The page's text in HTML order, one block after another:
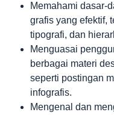
Memahami dasar-
grafis yang efektif,
tipografi, dan
Menguasai
berbagai materi
seperti postingan
infografis.
Mengenal dan